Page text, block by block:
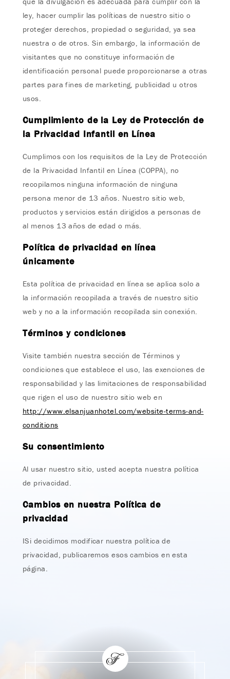
ley, hacer cumplir las políticas de nuestro sitio o
proteger derechos, propiedad o seguridad, ya sea
nuestra o de otros. Sin embargo, la información de
visitantes que no constituye información de
identificación personal puede proporcionarse a otras
partes para fines de marketing, publicidad u otros
usos.
Cumplimiento de la Ley de Protección de
la Privacidad Infantil en Línea
Cumplimos con los requisitos de la Ley de Protección
de la Privacidad Infantil en Línea (COPPA), no
recopilamos ninguna información de ninguna
persona menor de 13 años. Nuestro sitio web,
productos y servicios están dirigidos a personas de
al menos 13 años de edad o más.
Política de privacidad en línea
únicamente
Esta política de privacidad en línea se aplica solo a
la información recopilada a través de nuestro sitio
web y no a la información recopilada sin conexión.
Términos y condiciones
Visite también nuestra sección de Términos y
condiciones que establece el uso, las exenciones de
responsabilidad y las limitaciones de responsabilidad
que rigen el uso de nuestro sitio web en
http://www.elsanjuanhotel.com/website-terms-and-
conditions
Su consentimiento
Al usar nuestro sitio, usted acepta nuestra política
de privacidad.
Cambios en nuestra Política de
privacidad
ISi decidimos modificar nuestra política de
privacidad, publicaremos esos cambios en esta
página.